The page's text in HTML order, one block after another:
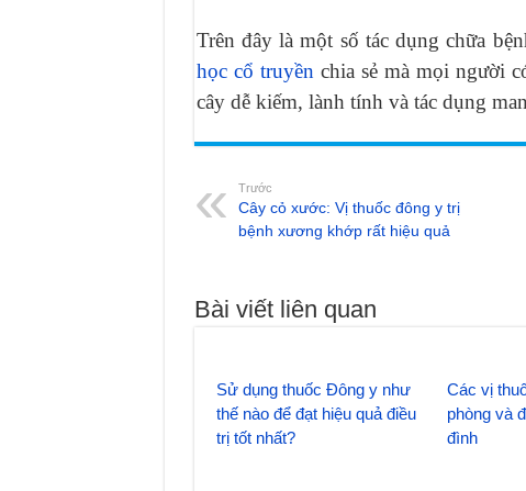
Trên đây là một số tác dụng chữa
học cổ truyền chia sẻ mà mọi người
cây dễ kiếm, lành tính và tác dụng
Trước
Cây cỏ xước: Vị thuốc đông y trị
bệnh xương khớp rất hiệu quả
Bài viết liên quan
Sử dụng thuốc Đông y như
thế nào để đạt hiệu quả điều
trị tốt nhất?
Các vị
phòng và
đình